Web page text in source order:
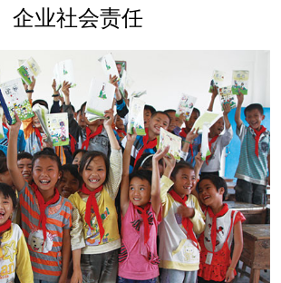
企业社会责任